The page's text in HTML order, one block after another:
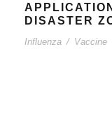
DISASTER
Influenza / Vaccine